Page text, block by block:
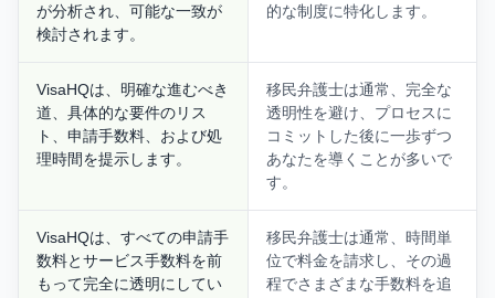
が分析され、可能な一致が
検討されます。
的な制度に特化します。
VisaHQは、明確な進むべき
道、具体的な要件のリス
ト、申請手数料、および処
理時間を提示します。
移民弁護士は通常、完全な
透明性を避け、プロセスに
コミットした後に一歩ずつ
あなたを導くことが多いで
す。
VisaHQは、すべての申請手
数料とサービス手数料を前
もって完全に透明にしてい
移民弁護士は通常、時間単
位で料金を請求し、その過
程でさまざまな手数料を追